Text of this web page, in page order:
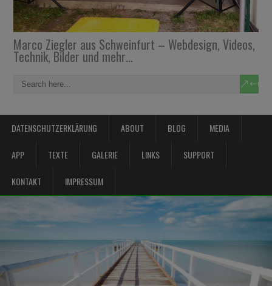
Marco Ziegler aus Schweinfurt – Webdesign, Videos,
Technik, Bilder und mehr…
DATENSCHUTZERKLÄRUNG ABOUT BLOG MEDIA
APP TEXTE GALERIE LINKS SUPPORT
KONTAKT IMPRESSUM